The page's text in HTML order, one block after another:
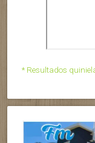
* Resultados